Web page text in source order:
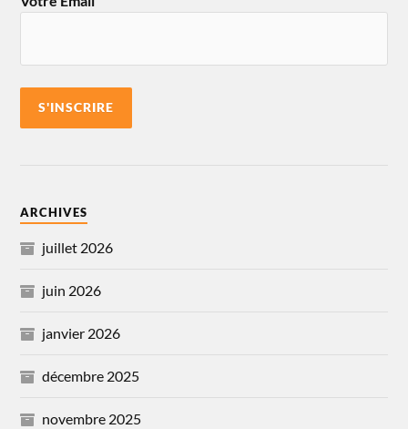
ARCHIVES
juillet 2026
juin 2026
janvier 2026
décembre 2025
novembre 2025